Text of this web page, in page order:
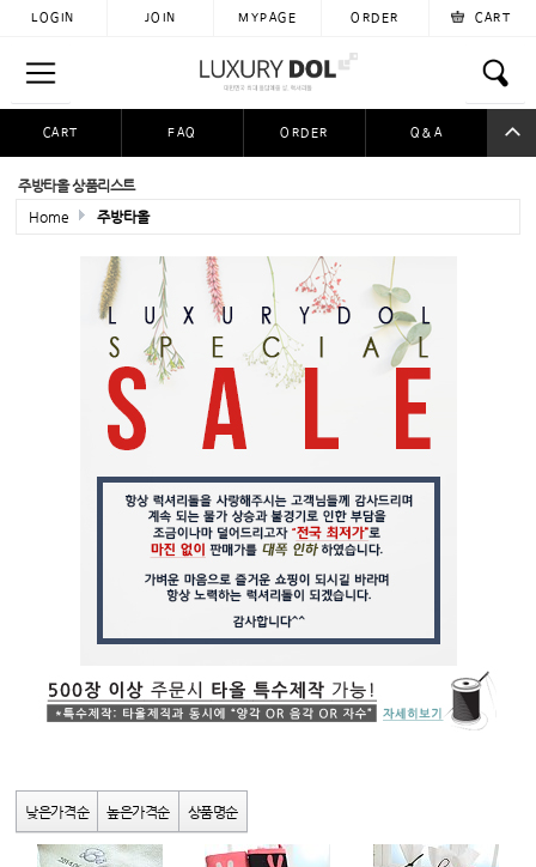
LOGIN JOIN MYPAGE ORDER CART
CART FAQ ORDER Q&A
공동구매
주방타올 상품리스트
Home
주방타올
낮은가격순 높은가격순 상품명순